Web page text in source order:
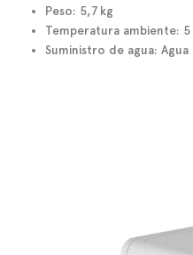
Peso: 5,7 kg
Temperatura ambiente: 5
Suministro de agua: